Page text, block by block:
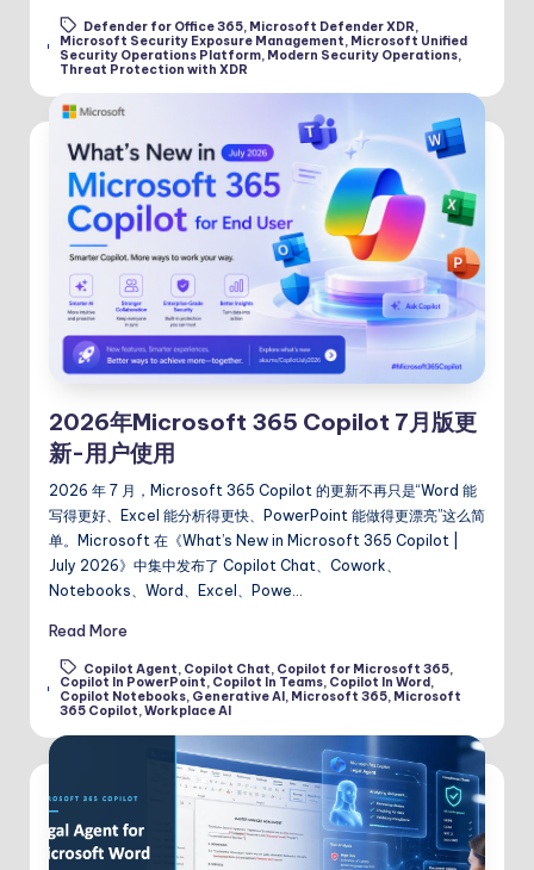
Tags:
Defender for Office 365, Microsoft Defender XDR,
Microsoft Security Exposure Management, Microsoft Unified
Security Operations Platform, Modern Security Operations,
Threat Protection with XDR
2026年Microsoft 365 Copilot 7月版更
新-用户使用
2026 年 7 月，Microsoft 365 Copilot 的更新不再只是“Word 能
写得更好、Excel 能分析得更快、PowerPoint 能做得更漂亮”这么简
单。Microsoft 在《What’s New in Microsoft 365 Copilot |
July 2026》中集中发布了 Copilot Chat、Cowork、
Notebooks、Word、Excel、Powe…
Read More
Tags:
Copilot Agent Copilot Chat Copilot for Microsoft 365
Copilot In PowerPoint, Copilot In Teams, Copilot In Word ,
Copilot Notebooks, Generative AI , Microsoft 365, Microsoft
365 Copilot,Workplace AI